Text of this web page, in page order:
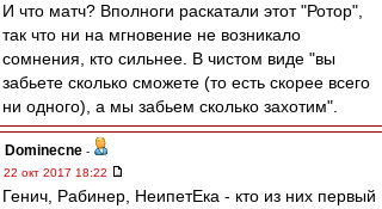
И что матч? Вполноги раскатали этот "Ротор",
так что ни на мгновение не возникало
сомнения, кто сильнее. В чистом виде "вы
забьете сколько сможете (то есть скорее всего
ни одного), а мы забьем сколько захотим".
Dominecne -
22 окт 2017 18:22
Генич, Рабинер, НеипетЕка - кто из них первый